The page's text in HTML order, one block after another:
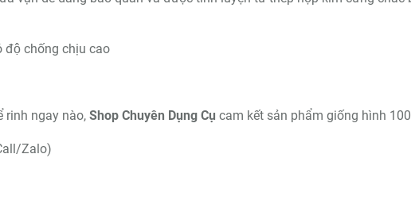
độ chống chịu cao
rinh ngay nào, Shop Chuyên Dụng Cụ cam kết sản phẩm giống hình
Zalo)